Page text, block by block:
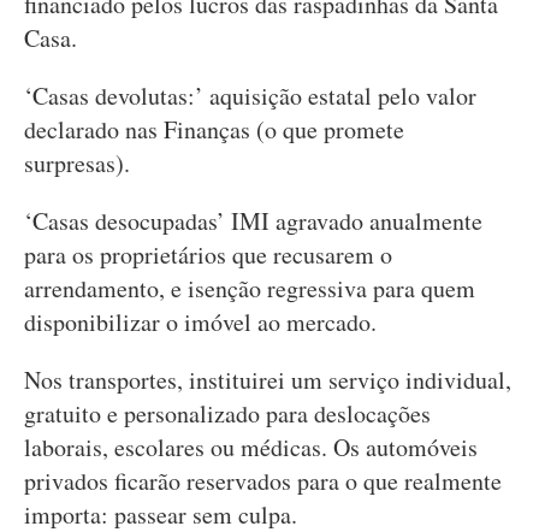
Casa.
‘Casas devolutas:’ aquisição estatal pelo valor
declarado nas Finanças (o que promete
surpresas).
‘Casas desocupadas’ IMI agravado anualmente
para os proprietários que recusarem o
arrendamento, e isenção regressiva para quem
disponibilizar o imóvel ao mercado.
Nos transportes, instituirei um serviço individual,
gratuito e personalizado para deslocações
laborais, escolares ou médicas. Os automóveis
privados ficarão reservados para o que realmente
importa: passear sem culpa.